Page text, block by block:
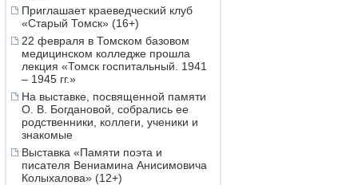
Приглашает краеведческий клуб
«Старый Томск» (16+)
22 февраля в Томском базовом
медицинском колледже прошла
лекция «Томск госпитальный. 1941
– 1945 гг.»
На выставке, посвященной памяти
О. В. Богдановой, собрались ее
родственники, коллеги, ученики и
знакомые
Выставка «Памяти поэта и
писателя Вениамина Анисимовича
Колыхалова» (12+)